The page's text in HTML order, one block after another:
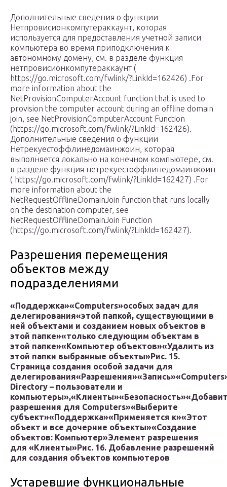
Дополнительные сведения о функции
Нетпровисионкомпутераккаунт, которая
используется для предоставления учетной записи
компьютера во время приподключения к
автономному домену, см. в разделе функция
нетпровисионкомпутераккаунт (
https://go.microsoft.com/fwlink/?LinkId=162426) .For
more information about the
NetProvisionComputerAccount function that is used to
provision the computer account during an offline domain
join, see NetProvisionComputerAccount Function
(https://go.microsoft.com/fwlink/?LinkId=162426).
Дополнительные сведения о функции
Нетрекуестоффлинедомаинжоин, которая
выполняется локально на конечном компьютере, см.
в разделе функция нетрекуестоффлинедомаинжоин
( https://go.microsoft.com/fwlink/?LinkId=162427) .For
more information about the
NetRequestOfflineDomainJoin function that runs locally
on the destination computer, see
NetRequestOfflineDomainJoin Function
(https://go.microsoft.com/fwlink/?LinkId=162427).
Разрешения перемещения
объектов между
подразделениями
«Поддержка»«Computers»особых задач для
делегирования«этой папкой, существующими в
ней объектами и созданием новых объектов в
этой папке»«только следующим объектам в
этой папке»«Компьютер объектов»«Удалить из
этой папки выбранные объекты»Рис. 15.
Страница создания особой задачи для
делегирования«Разрешения»«Запись»
Directory – пользователи и
компьютеры»,«Клиенты»«Безопасность»
разрешения для Computers»«Выберите
субъект»«Поддержка»«Применяется к»«Этот
объект и все дочерние объекты»«Создание
объектов: Компьютер»Элемент разрешения
для «Клиенты»Рис. 16. Добавление разрешений
для создания объектов компьютеров
Устаревшие функциональные